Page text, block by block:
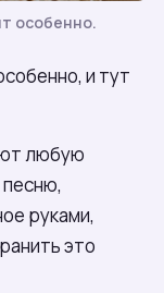
особенно.
и тут
любую
руками,
это